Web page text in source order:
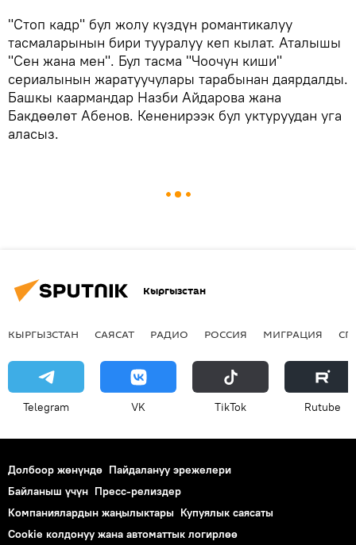
"Стоп кадр" бул жолу күздүн романтикалуу
тасмаларынын бири тууралуу кеп кылат. Аталышы
"Сен жана мен". Бул тасма "Чоочун киши"
сериалынын жаратуучулары тарабынан даярдалды.
Башкы каармандар Назби Айдарова жана
Бакдөөлөт Абенов. Кененирээк бул уктуруудан уга
аласыз.
Кыргызстан
КЫРГЫЗСТАН САЯСАТ РАДИО РОССИЯ МИГРАЦИЯ
Telegram VK ТikТоk Rutube
Долбоор жөнүндө Пайдалануу эрежелери
Байланыш үчүн Пресс-релиздер
Компаниялардын жаңылыктары Купуялык саясаты
Cookie колдонуу жана автоматтык логирлөө